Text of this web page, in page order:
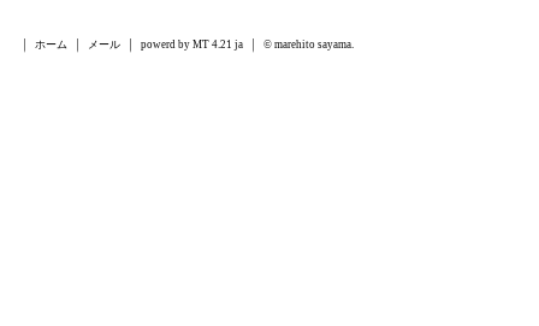
ホーム メール powerd by MT 4.21 ja © marehito sayama.